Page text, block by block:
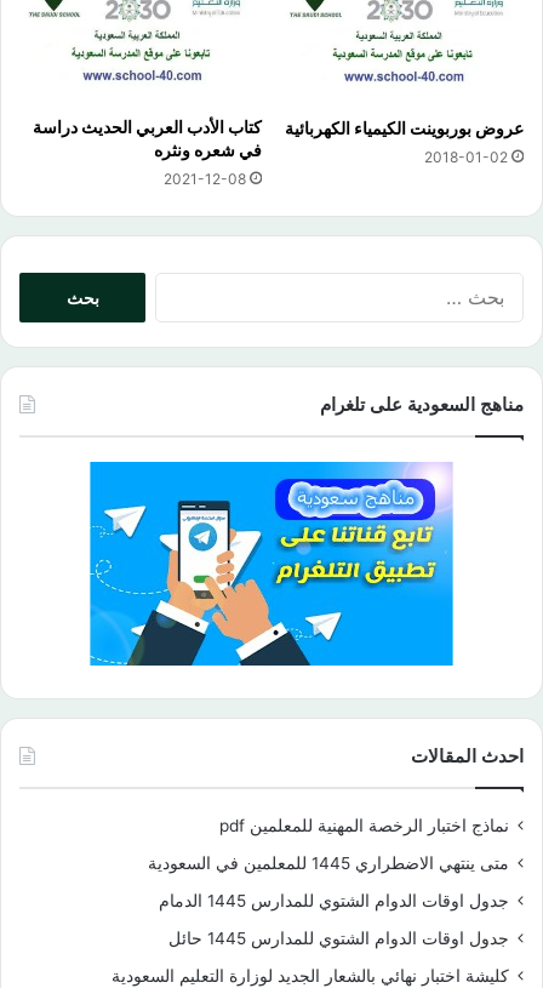
عروض بوربوينت الكيمياء الكهربائية
2018-01-02
كتاب الأدب العربي الحديث دراسة
في شعره ونثره
2021-12-08
مناهج السعودية على تلغرام
احدث المقالات
نماذج اختبار الرخصة المهنية للمعلمين pdf
متى ينتهي الاضطراري 1445 للمعلمين في السعودية
جدول اوقات الدوام الشتوي للمدارس 1445 الدمام
جدول اوقات الدوام الشتوي للمدارس 1445 حائل
كليشة اختبار نهائي بالشعار الجديد لوزارة التعليم السعودية